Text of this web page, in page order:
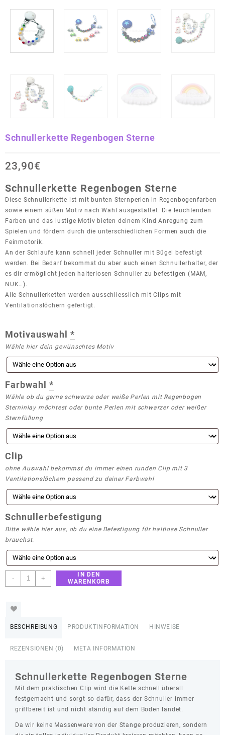
Schnullerkette Regenbogen Sterne
23,90€
Schnullerkette Regenbogen Sterne
Diese Schnullerkette ist mit bunten Sternperlen in Regenbogenfarben
sowie einem süßen Motiv nach Wahl ausgestattet. Die leuchtenden
Farben und das lustige Motiv bieten deinem Kind Anregung zum
Spielen und fördern durch die unterschiedlichen Formen auch die
Feinmotorik.
An der Schlaufe kann schnell jeder Schnuller mit Bügel befestigt
werden. Bei Bedarf bekommst du aber auch einen Schnullerhalter, der
es dir ermöglicht jeden halterlosen Schnuller zu befestigen (MAM,
NUK…).
Alle Schnullerketten werden ausschliesslich mit Clips mit
Ventilationslöchern gefertigt.
Motivauswahl *
Wähle hier dein gewünschtes Motiv
Farbwahl *
Wähle ob du gerne schwarze oder weiße Perlen mit Regenbogen
Sterninlay möchtest oder bunte Perlen mit schwarzer oder weißer
Sternfüllung
Clip
ohne Auswahl bekommst du immer einen runden Clip mit 3
Ventilationslöchern passend zu deiner Farbwahl
Schnullerbefestigung
Bitte wähle hier aus, ob du eine Befestigung für haltlose Schnuller
brauchst.
-
Schnullerkette
Regenbogen
+
IN DEN
WARENKORB
BESCHREIBUNG PRODUKTINFORMATION HINWEISE
REZENSIONEN (0) META INFORMATION
Schnullerkette Regenbogen Sterne
Mit dem praktischen Clip wird die Kette schnell überall
festgemacht und sorgt so dafür, dass der Schnuller immer
griffbereit ist und nicht ständig auf dem Boden landet.
Da wir keine Massenware von der Stange produzieren, sondern